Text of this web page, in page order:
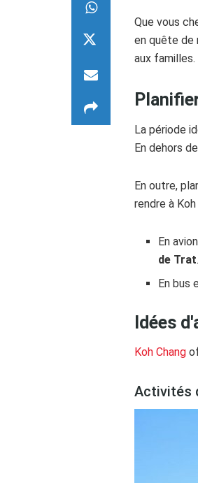
Que vous
en quête de
aux familles.
La période
En dehors
En outre,
rendre à Koh
En
de Trat
En bus
Idées
Koh Chang
Activités